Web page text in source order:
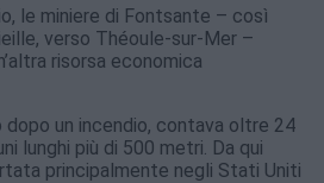
le miniere di Fontsante – così
verso Théoule-sur-Mer –
risorsa economica
dopo un incendio, contava oltre 24
lunghi più di 500 metri. Da qui
principalmente negli Stati Uniti